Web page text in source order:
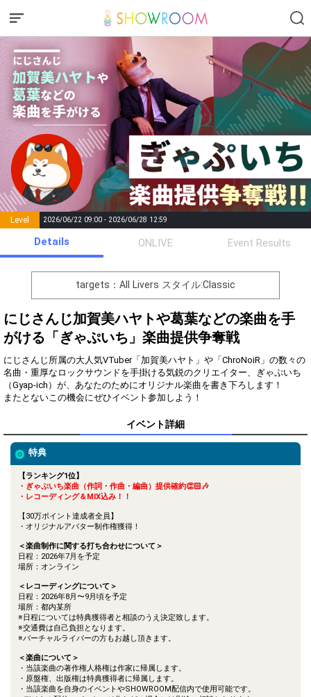
Level 2026/06/22 09:00 - 2026/06/28 12:59
Points List of Goal
number of
positions
Rema
0 Event Begins!
オリジナルアバター制作権獲
得！
Gifting
Throw gifts to the stage and join
the live performance.
First, try throwing free Stars
(once a day)! You can also charge
(available from 1 JPY)! When you
continue to send gifts to the
performer(s), the performer's
popularity ranking and your
ranking go up.
To cheer on performers, you can
send them gifts.
you must use Show Gold.
Comments
You can post comments. Please
refrain from posting comments
that may offend performers or
other users.
Details ONLIVE Event Results
targets：All Livers スタイル:Classic
にじさんじ加賀美ハヤトや葛葉などの楽曲を手
がける「ぎゃぷいち」楽曲提供争奪戦
にじさんじ所属の大人気VTuber「加賀美ハヤト」や「ChroNoiR」の数々の
名曲・重厚なロックサウンドを手掛ける気鋭のクリエイター、ぎゃぷいち
（Gyap-ich）が、あなたのためにオリジナル楽曲を書き下ろします！
またとないこの機会にぜひイベント参加しよう！
イベント詳細
特典
【ランキング1位】
・ぎゃぷいち楽曲（作詞・作曲・編曲）提供確約👏🏻🎶
・レコーディング＆MIX込み！！
【30万ポイント達成者全員】
・オリジナルアバター制作権獲得！
＜楽曲制作に関する打ち合わせについて＞
日程：2026年7月を予定
場所：オンライン
＜レコーディングについて＞
日程：2026年8月〜9月頃を予定
場所：都内某所
※日程については特典獲得者と相談のうえ決定致します。
※交通費は自己負担となります。
※バーチャルライバーの方もお越し頂きます。
＜楽曲について＞
・当該楽曲の著作権人格権は作家に帰属します。
・原盤権、出版権は特典獲得者に帰属します。
・当該楽曲を自身のイベントやSHOWROOM配信内で使用可能です。